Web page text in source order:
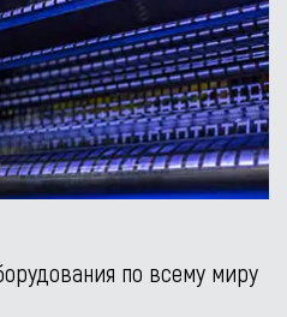
по всему миру